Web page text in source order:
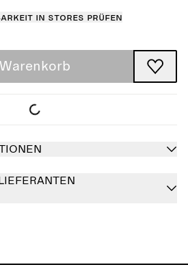
in Stores prüfen
Warenkorb